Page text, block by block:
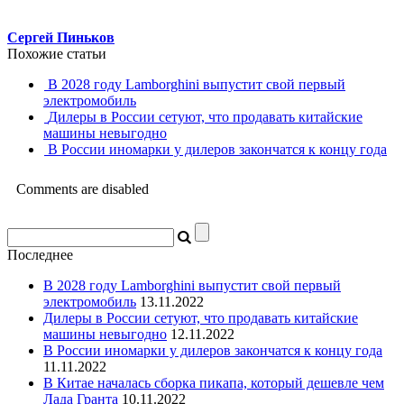
Сергей Пиньков
Похожие статьи
В 2028 году Lamborghini выпустит свой первый
электромобиль
Дилеры в России сетуют, что продавать китайские
машины невыгодно
В России иномарки у дилеров закончатся к концу года
Comments are disabled
Последнее
В 2028 году Lamborghini выпустит свой первый
электромобиль 13.11.2022
Дилеры в России сетуют, что продавать китайские
машины невыгодно 12.11.2022
В России иномарки у дилеров закончатся к концу года
11.11.2022
В Китае началась сборка пикапа, который дешевле чем
Лада Гранта 10.11.2022